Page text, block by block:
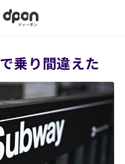
乗り間違えた